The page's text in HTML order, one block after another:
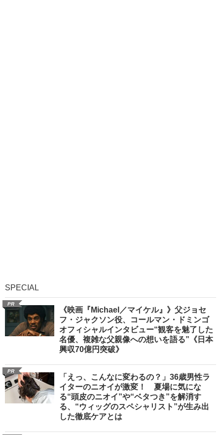
SPECIAL
PR
《映画『Michael／マイケル』》父ジョセ
フ・ジャクソン役、コールマン・ドミンゴ
オフィシャルインタビュー“観客を魅了した
名優、複雑な父親像への想いを語る”《日本
興収70億円突破》
PR
「えっ、こんなに変わるの？」36歳男性ラ
イターのニオイが激変！ 夏場に気にな
る“頭皮のニオイ”や“ベタつき”を解消す
る、“ウィッグのスペシャリスト”が生み出
した徹底ケアとは